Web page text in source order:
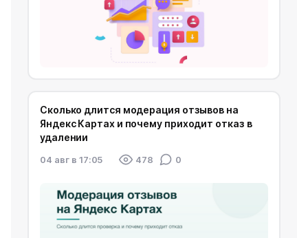
Сколько длится модерация отзывов на
Яндекс Картах и почему приходит отказ в
удалении
04 авг в 17:05 478 0